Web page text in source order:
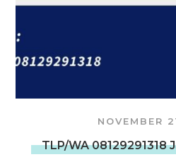
NOVEMBER
TLP/WA 08129291318